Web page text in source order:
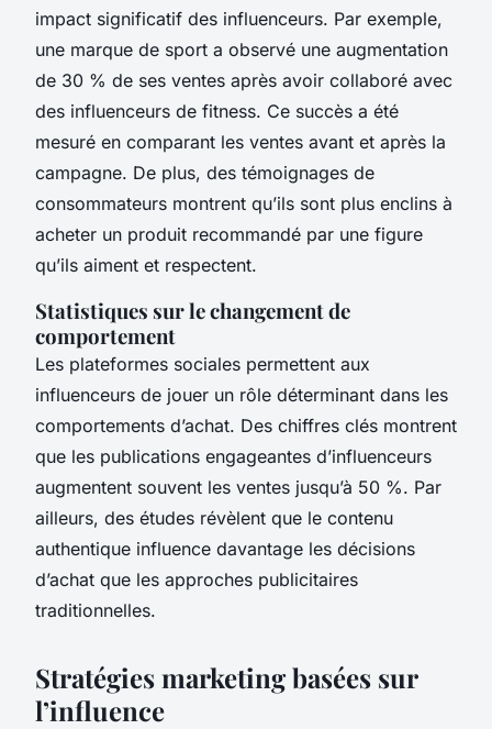
impact significatif des influenceurs. Par exemple,
une marque de sport a observé une augmentation
de 30 % de ses ventes après avoir collaboré avec
des influenceurs de fitness. Ce succès a été
mesuré en comparant les ventes avant et après la
campagne. De plus, des témoignages de
consommateurs montrent qu’ils sont plus enclins à
acheter un produit recommandé par une figure
qu’ils aiment et respectent.
Statistiques sur le changement de
comportement
Les plateformes sociales permettent aux
influenceurs de jouer un rôle déterminant dans les
comportements d’achat. Des chiffres clés montrent
que les publications engageantes d’influenceurs
augmentent souvent les ventes jusqu’à 50 %. Par
ailleurs, des études révèlent que le contenu
authentique influence davantage les décisions
d’achat que les approches publicitaires
traditionnelles.
Stratégies marketing basées sur
l’influence